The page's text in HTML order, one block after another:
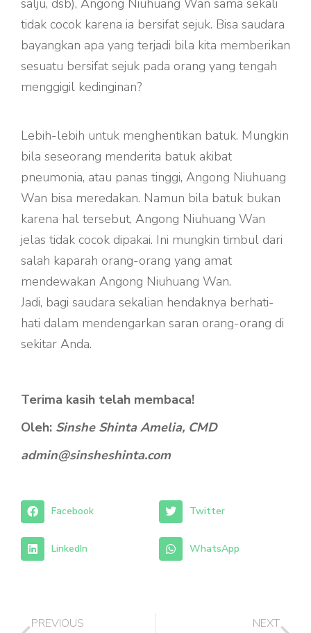
tidak cocok karena ia bersifat sejuk. Bisa saudara
bayangkan apa yang terjadi bila kita memberikan
sesuatu bersifat sejuk pada orang yang tengah
menggigil kedinginan?
Lebih-lebih untuk menghentikan batuk. Mungkin
bila seseorang menderita batuk akibat
pneumonia, atau panas tinggi, Angong Niuhuang
Wan bisa meredakan. Namun bila batuk bukan
karena hal tersebut, Angong Niuhuang Wan
jelas tidak cocok dipakai. Ini mungkin timbul dari
salah kaparah orang-orang yang amat
mendewakan Angong Niuhuang Wan.
Jadi, bagi saudara sekalian hendaknya berhati-
hati dalam mendengarkan saran orang-orang di
sekitar Anda.
Terima kasih telah membaca!
Oleh: Sinshe Shinta Amelia, CMD
admin@sinsheshinta.com
Facebook Twitter
LinkedIn WhatsApp
PREVIOUS NEXT